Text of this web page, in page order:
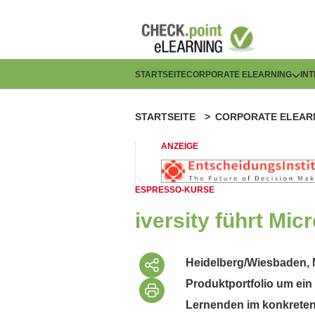
H
p
t
n
a
v
i
STARTSEITECORPORATE ELEARNING
P
f
a
d
a
v
STARTSEITE CORPORATE
ANZEIGE
ESPRESSO-KURSE
iversity führt
Heidelberg/
Produktportfolio um
Lernenden im